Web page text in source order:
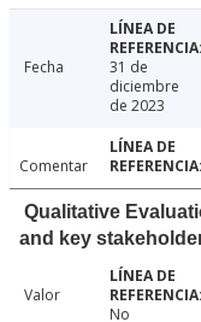
Fecha
31 de
diciembre
de 2023
Comentar
Qualitative
and key
Valor
No